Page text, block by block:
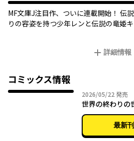
MF文庫J注目作、ついに連載開始！ 伝
りの容姿を持つ少年レンと伝説の竜姫
詳細情報
コミックス情報
2026/05/22 2026
発売
世界の終わり
最新